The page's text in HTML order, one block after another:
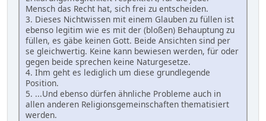
Mensch das Recht hat, sich frei zu entscheiden.
3. Dieses Nichtwissen mit einem Glauben zu füllen ist
ebenso legitim wie es mit der (bloßen) Behauptung zu
füllen, es gäbe keinen Gott. Beide Ansichten sind per
se gleichwertig. Keine kann bewiesen werden, für oder
gegen beide sprechen keine Naturgesetze.
4. Ihm geht es lediglich um diese grundlegende
Position.
5. ...Und ebenso dürfen ähnliche Probleme auch in
allen anderen Religionsgemeinschaften thematisiert
werden.